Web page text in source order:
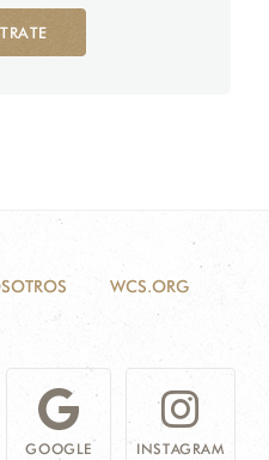
WCS.ORG
GOOGLE INSTAGRAM